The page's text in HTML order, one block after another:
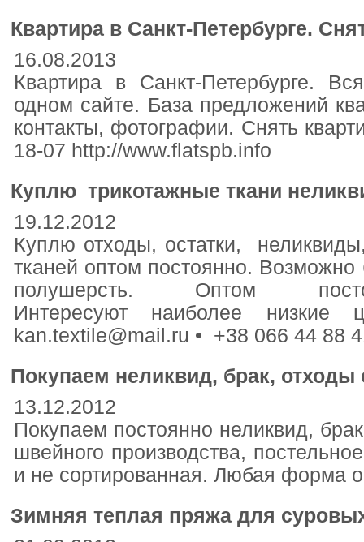
Квартира в Санкт-Петербурге.
16.08.2013
Квартира в Санкт-Петербурге.
одном сайте. База предложений
контакты, фотографии. Снять
18-07 http://www.flatspb.info
Куплю трикотажные ткани
19.12.2012
Куплю отходы, остатки,
тканей оптом постоянно.
полушерсть. Оптом
Интересуют наиболее
kan.textile@mail.ru • +38 066 44
Покупаем неликвид, брак, отходы
13.12.2012
Покупаем постоянно неликвид,
швейного производства,
и не сортированная. Любая форма
Зимняя теплая пряжа для